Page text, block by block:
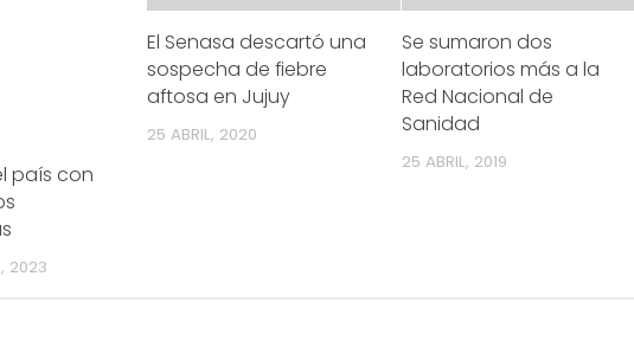
país con
2023
El Senasa descartó una
sospecha de fiebre
aftosa en Jujuy
25 ABRIL, 2020
Se sumaron dos
laboratorios más a la
Red Nacional de
Sanidad
25 ABRIL, 2019